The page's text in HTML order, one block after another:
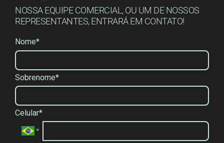
NOSSA EQUIPE COMERCIAL, OU UM DE NOSSOS
REPRESENTANTES, ENTRARÁ EM CONTATO!
Nome*
Sobrenome*
Celular*